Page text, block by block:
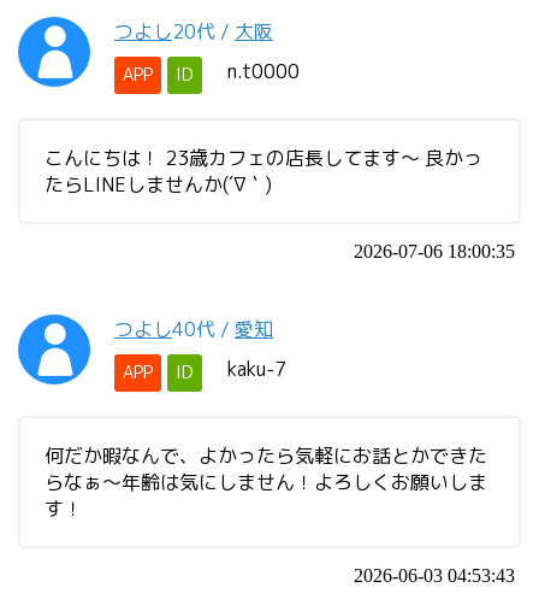
つよし20代 / 大阪
APP ID n.t0000
こんにちは！ 23歳カフェの店長してます～ 良かっ
たらLINEしませんか(´∇｀)
2026-07-06 18:00:35
つよし40代 / 愛知
APP ID kaku-7
何だか暇なんで、よかったら気軽にお話とかできた
らなぁ〜年齢は気にしません！よろしくお願いしま
す！
2026-06-03 04:53:43